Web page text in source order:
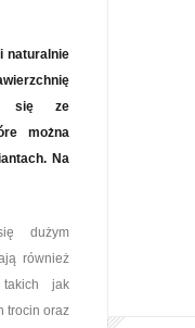
naturalnie
się ze
można
Na
dużym
również
takich jak
trocin oraz